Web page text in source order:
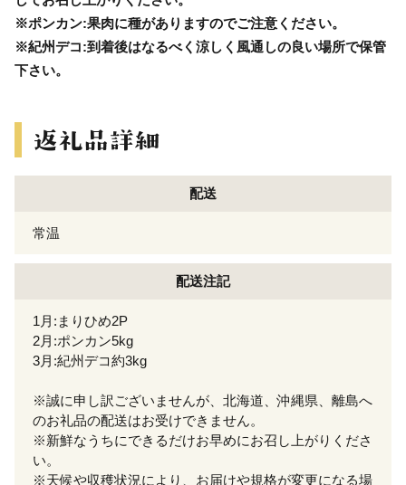
※ポンカン:果肉に種がありますのでご注意ください。
※紀州デコ:到着後はなるべく涼しく風通しの良い場所で保管
下さい。
配送
常温
配送注記
1月:まりひめ2P
2月:ポンカン5kg
3月:紀州デコ約3kg
※誠に申し訳ございませんが、北海道、沖縄県、離島へ
のお礼品の配送はお受けできません。
※新鮮なうちにできるだけお早めにお召し上がりくださ
い。
※天候や収穫状況により、お届けや規格が変更になる場